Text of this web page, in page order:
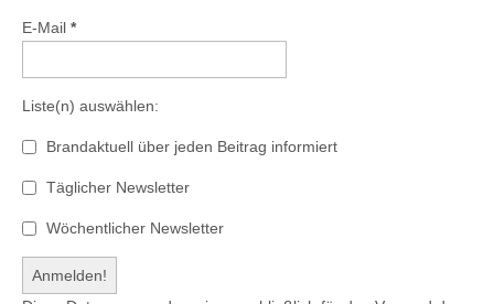
E-Mail *
Liste(n) auswählen:
Brandaktuell über jeden Beitrag informiert
Täglicher Newsletter
Wöchentlicher Newsletter